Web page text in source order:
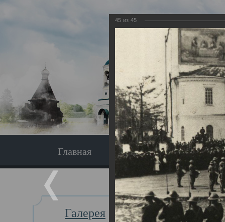
Главная Экскурсия
Галерея
Главная
45 из 45